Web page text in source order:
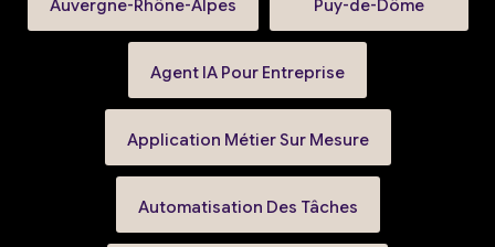
Auvergne-Rhône-Alpes Puy-de-Dôme
Agent IA Pour Entreprise
Application Métier Sur Mesure
Automatisation Des Tâches